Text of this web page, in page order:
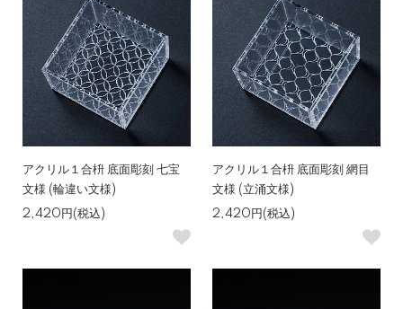
アクリル１合枡 底面彫刻 七宝
文様 (輪違い文様)
2,420円(税込)
アクリル１合枡 底面彫刻 網目
文様 (立涌文様)
2,420円(税込)